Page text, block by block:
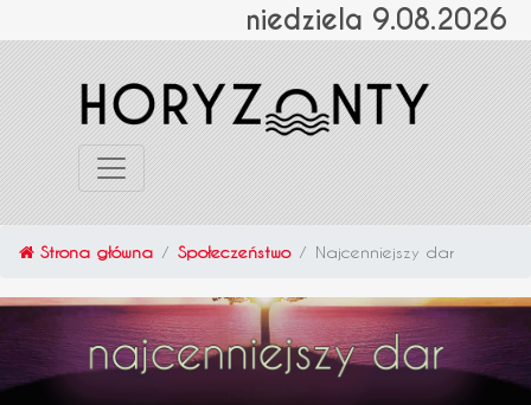
niedziela 9.08.2026
Strona główna Społeczeństwo Najcenniejszy dar